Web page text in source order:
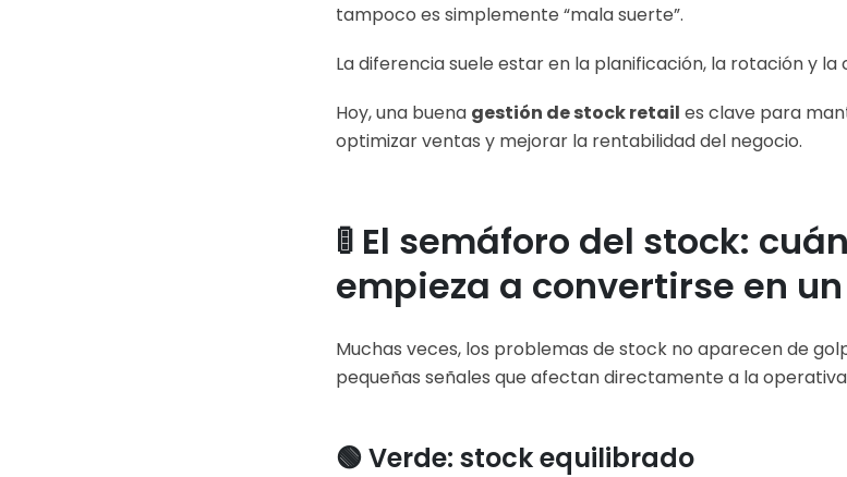
tampoco es simplemente “mala suerte”.
La diferencia suele estar en la planificación, la rotación y
Hoy, una buena gestión de stock retail es clave para
optimizar ventas y mejorar la rentabilidad del negocio.
🚦 El semáforo del stock:
empieza a convertirse en
Muchas veces, los problemas de stock no aparecen de
pequeñas señales que afectan directamente a la
🟢 Verde: stock equilibrado